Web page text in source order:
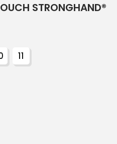
STRONGHAND®
11